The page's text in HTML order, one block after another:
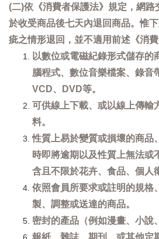
(二)依《消費者保護法》規定，網路
於收受商品後七天內退回商品。惟
疵之情形退回，並不適用前述《消
以數位或電磁紀錄形式儲存的
腦程式、數位音樂檔案、錄音
VCD、DVD等。
可供線上下載、或以線上傳輸
料。
性質上易於變質或損壞的商品
時即將逾期以及性質上無法或
含且不限於花卉、食品、個人
依照會員所要求或註明的規格
製、調整或送達的商品。
密封的產品（例如漫畫、小說
報紙、雜誌、期刊、或其他定